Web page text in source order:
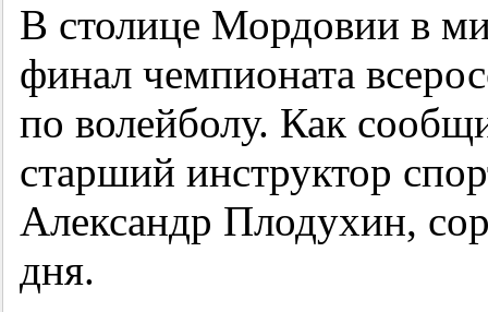
В столице Мордовии в
финал чемпионата
по волейболу. Как
старший инструктор
Александр Плодухин,
дня.